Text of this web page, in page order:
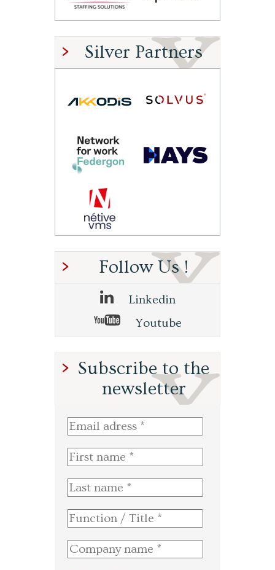
Silver Partners
Follow Us !
Linkedin
Youtube
Subscribe to the
newsletter